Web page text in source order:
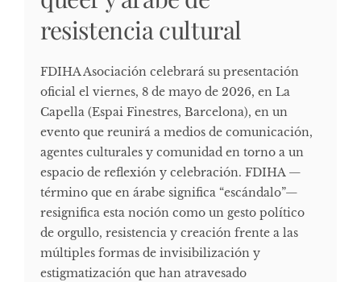
resistencia cultural
FDIHA Asociación celebrará su presentación
oficial el viernes, 8 de mayo de 2026, en La
Capella (Espai Finestres, Barcelona), en un
evento que reunirá a medios de comunicación,
agentes culturales y comunidad en torno a un
espacio de reflexión y celebración. FDIHA —
término que en árabe significa “escándalo”—
resignifica esta noción como un gesto político
de orgullo, resistencia y creación frente a las
múltiples formas de invisibilización y
estigmatización que han atravesado